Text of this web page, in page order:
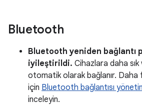
Bluetooth
Bluetooth yeniden bağlantı
iyileştirildi. Cihazlara daha
otomatik olarak bağlanır. Daha
için Bluetooth bağlantısı
inceleyin.